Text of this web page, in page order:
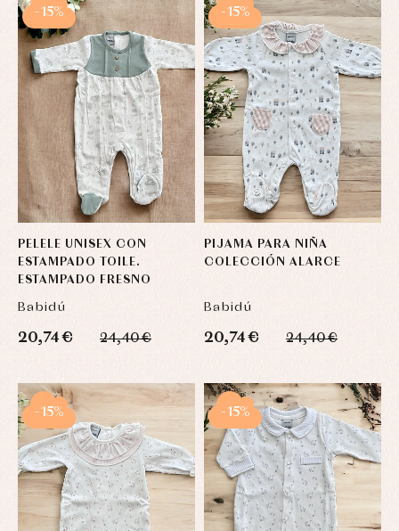
PELELE UNISEX CON
ESTAMPADO TOILE.
ESTAMPADO FRESNO
Babidú
20,74 € 24,40 €
-15%
PIJAMA PARA NIÑA
COLECCIÓN ALARCE
Babidú
20,74 € 24,40 €
-15%
-15% -15%